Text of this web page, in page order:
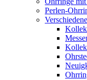
Perlen-